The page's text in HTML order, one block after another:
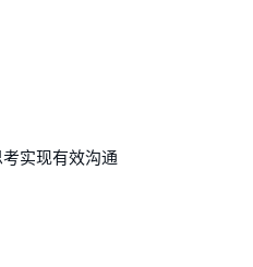
实现有效沟通